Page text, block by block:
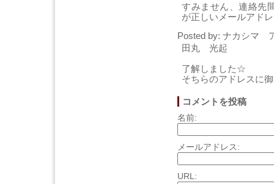
すみません、連絡先
が正しいメールアド
Posted by: ナカシマ
田丸 光起
了解しました☆
そちらのアドレスに
コメントを投稿
名前:
メールアドレス:
URL: